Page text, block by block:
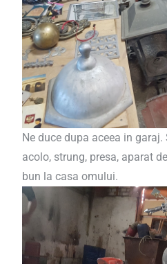
Ne duce dupa aceea in
acolo, strung, presa, aparat
bun la casa omului.